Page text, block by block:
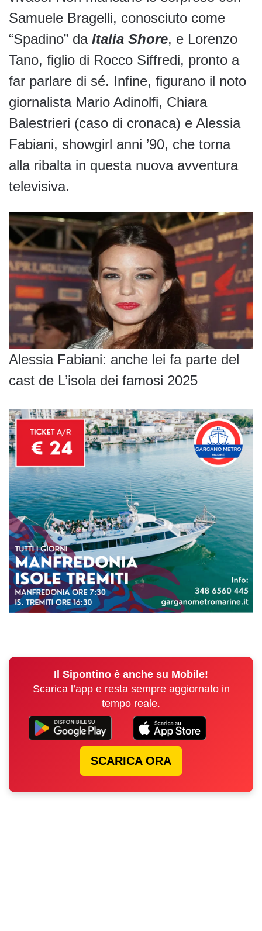
Samuele Bragelli, conosciuto come
“Spadino” da Italia Shore, e Lorenzo
Tano, figlio di Rocco Siffredi, pronto a
far parlare di sé. Infine, figurano il noto
giornalista Mario Adinolfi, Chiara
Balestrieri (caso di cronaca) e Alessia
Fabiani, showgirl anni ’90, che torna
alla ribalta in questa nuova avventura
televisiva.
Alessia Fabiani: anche lei fa parte del
cast de L’isola dei famosi 2025
Il Sipontino è anche su Mobile!
Scarica l’app e resta sempre aggiornato in
tempo reale.
SCARICA ORA